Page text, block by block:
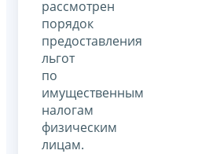
рассмотрен
порядок
предоставления
льгот
по
имущественным
налогам
физическим
лицам.